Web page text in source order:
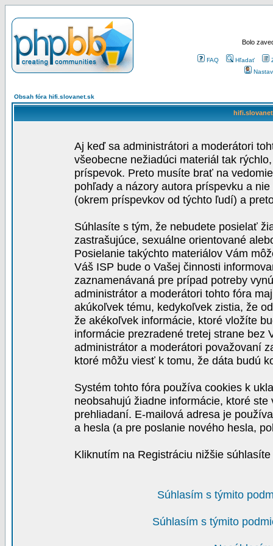
Bolo
FAQ Hľadať
Obsah fóra hifi.slovanet.sk
Aj keď sa administrátori a moderátori
všeobecne nežiadúci materiál tak
príspevok. Preto musíte brať na
pohľady a názory autora príspevku a
(okrem príspevkov od týchto ľudí) a
Súhlasíte s tým, že nebudete posielať
zastrašujúce, sexuálne orientované
Posielanie takýchto materiálov Vám
Váš ISP bude o Vašej činnosti
zaznamenávaná pre prípad potreby
administrátor a moderátori tohto fóra
akúkoľvek tému, kedykoľvek zistia, že
že akékoľvek informácie, ktoré vložíte
informácie prezradené tretej strane bez
administrátor a moderátori považovaní
ktoré môžu viesť k tomu, že dáta budú
Systém tohto fóra používa cookies k
neobsahujú žiadne informácie, ktoré
prehliadaní. E-mailová adresa je
a hesla (a pre poslanie nového hesla,
Kliknutím na Registráciu nižšie
Súhlasím s týmito
Súhlasím s týmito